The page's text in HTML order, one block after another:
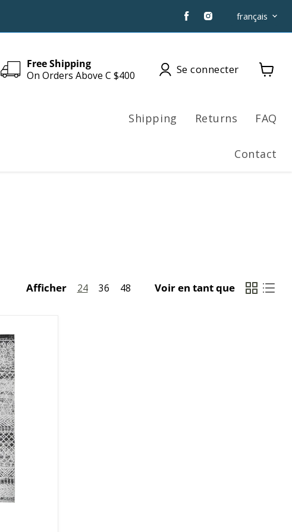
Trouvez-
nous
sur
Trouvez-
nous
sur
Langue
français
Free Shipping
On Orders Above C $400
Se connecter
Shipping Returns FAQ
Contact
Afficher 24 36 48 Voir en tant que